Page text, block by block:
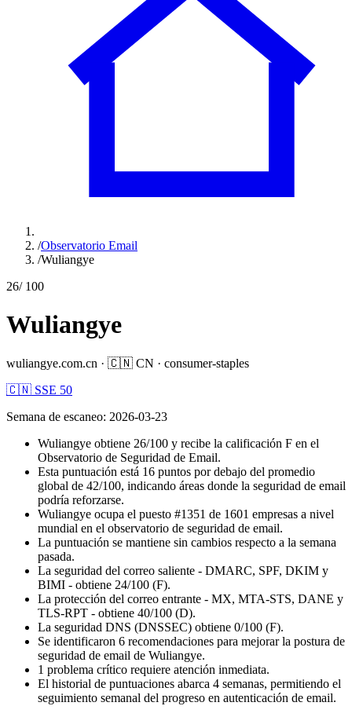
/Observatorio Email
/Wuliangye
26/ 100
Wuliangye
wuliangye.com.cn · 🇨🇳 CN · consumer-staples
🇨🇳 SSE 50
Semana de escaneo: 2026-03-23
Wuliangye obtiene 26/100 y recibe la calificación F en el
Observatorio de Seguridad de Email.
Esta puntuación está 16 puntos por debajo del promedio
global de 42/100, indicando áreas donde la seguridad de email
podría reforzarse.
Wuliangye ocupa el puesto #1351 de 1601 empresas a nivel
mundial en el observatorio de seguridad de email.
La puntuación se mantiene sin cambios respecto a la semana
pasada.
La seguridad del correo saliente - DMARC, SPF, DKIM y
BIMI - obtiene 24/100 (F).
La protección del correo entrante - MX, MTA-STS, DANE y
TLS-RPT - obtiene 40/100 (D).
La seguridad DNS (DNSSEC) obtiene 0/100 (F).
Se identificaron 6 recomendaciones para mejorar la postura de
seguridad de email de Wuliangye.
1 problema crítico requiere atención inmediata.
El historial de puntuaciones abarca 4 semanas, permitiendo el
seguimiento semanal del progreso en autenticación de email.